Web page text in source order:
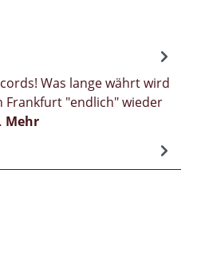
Was lange währt wird
Frankfurt "endlich" wieder
Mehr